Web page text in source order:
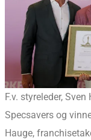
F.v. styreleder,
Specsavers og
Hauge,